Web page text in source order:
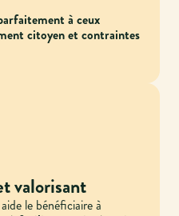
à ceux
citoyen et contraintes
valorisant
le bénéficiaire à